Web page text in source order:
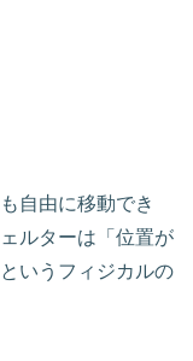
自由に移動でき
ルターは「位置が
いうフィジカルの